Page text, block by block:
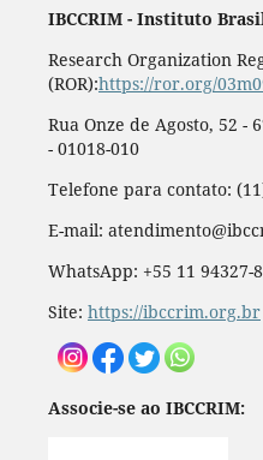
IBCCRIM - Instituto
Research Organization
(ROR):https://ror.org/
Rua Onze de Agosto, 52 -
- 01018-010
Telefone para contato:
E-mail:
WhatsApp: +55 11 94327-
Site: https://ibccrim.org.br
Associe-se ao IBCCRIM: